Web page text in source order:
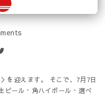
を迎えます。 そこで、7月7日
ビール・角ハイボール・選べ